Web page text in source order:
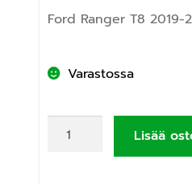
Ford Ranger T8
Varastossa
Lisää